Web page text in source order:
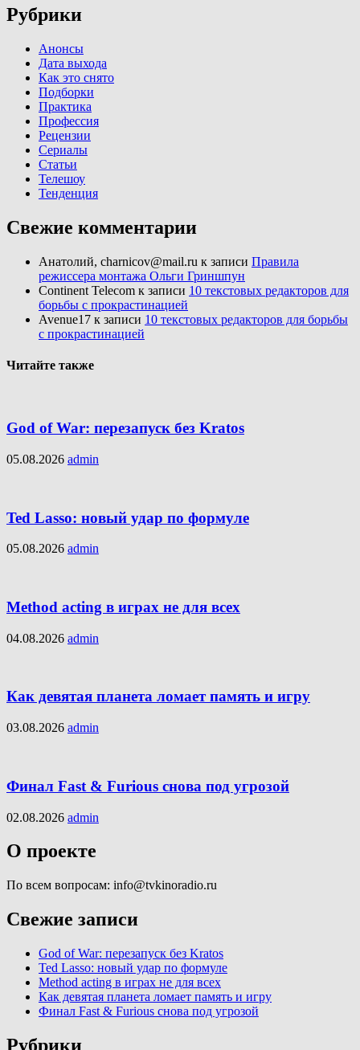
Рубрики
Анонсы
Дата выхода
Как это снято
Подборки
Практика
Профессия
Рецензии
Сериалы
Статьи
Телешоу
Тенденция
Свежие комментарии
Анатолий, charnicov@mail.ru к записи Правила
режиссера монтажа Ольги Гриншпун
Continent Telecom к записи 10 текстовых редакторов для
борьбы с прокрастинацией
Avenue17 к записи 10 текстовых редакторов для борьбы
с прокрастинацией
Читайте также
God of War: перезапуск без Kratos
05.08.2026 admin
Ted Lasso: новый удар по формуле
05.08.2026 admin
Method acting в играх не для всех
04.08.2026 admin
Как девятая планета ломает память и игру
03.08.2026 admin
Финал Fast & Furious снова под угрозой
02.08.2026 admin
О проекте
По всем вопросам: info@tvkinoradio.ru
Свежие записи
God of War: перезапуск без Kratos
Ted Lasso: новый удар по формуле
Method acting в играх не для всех
Как девятая планета ломает память и игру
Финал Fast & Furious снова под угрозой
Рубрики